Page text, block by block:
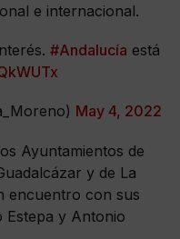
e internacional.
#Andalucía está
May 4, 2022
Ayuntamientos de
y de La
encuentro con sus
Estepa y Antonio